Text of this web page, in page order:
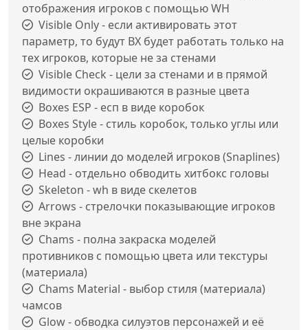
отображения игроков с помощью WH
Visible Only - если активировать этот
параметр, то будут ВХ будет работать только на
тех игроков, которые не за стенами
Visible Check - цели за стенами и в прямой
видимости окрашиваются в разные цвета
Boxes ESP - есп в виде коробок
Boxes Style - стиль коробок, только углы или
целые коробки
Lines - линии до моделей игроков (Snaplines)
Head - отдельно обводить хитбокс головы
Skeleton - wh в виде скелетов
Arrows - стрелочки показывающие игроков
вне экрана
Chams - полна закраска моделей
противников с помощью цвета или текстуры
(материала)
Chams Material - выбор стиля (материала)
чамсов
Glow - обводка силуэтов персонажей и её